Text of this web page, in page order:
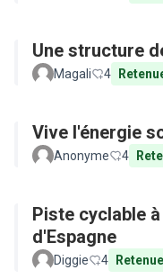
Une structure
Magali 4
Vive l'énergie
Anonyme 4
Piste cyclable
d'Espagne
Diggie 4 Retenue